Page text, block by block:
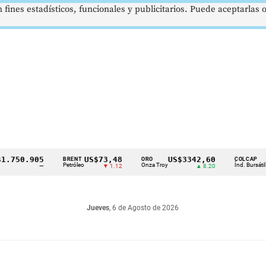
BRENT
Petróleo
US$73,48
▼ 1.12
ORO
Onza Troy
US$3342,60 COLCAP
Índ. Bursátil
Jueves, 6 de Agosto de 2026
estadísticos, funcionales y publicitarios. Puede aceptarlas